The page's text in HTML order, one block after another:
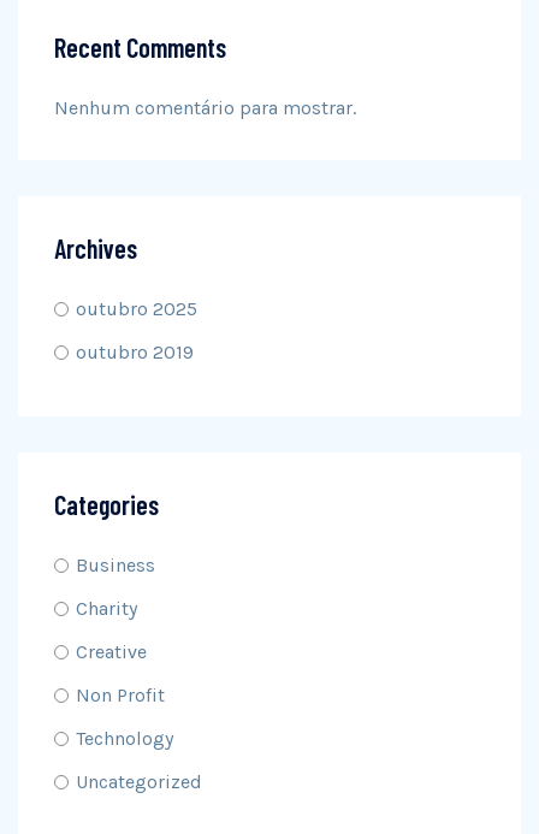
Recent Comments
Nenhum comentário para mostrar.
Archives
outubro 2025
outubro 2019
Categories
Business
Charity
Creative
Non Profit
Technology
Uncategorized